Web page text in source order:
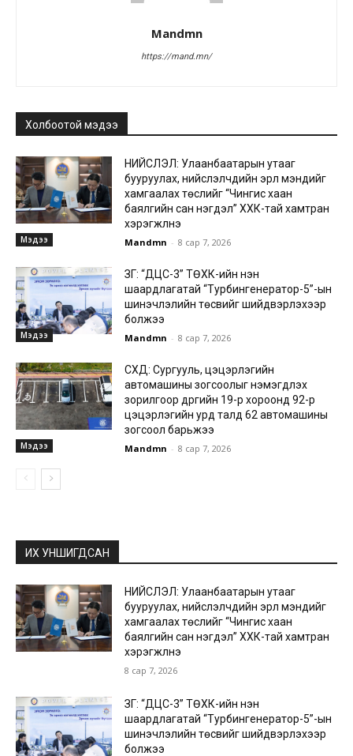
Mandmn
https://mand.mn/
Холбоотой мэдээ
Мэдээ
НИЙСЛЭЛ: Улаанбаатарын утааг
бууруулах, нийслэлчүүдийн эрүүл мэндийг
хамгаалах төслийг “Чингис хаан
баялгийн сан нэгдэл” ХХК-тай хамтран
хэрэгжүүлнэ
Mandmn - 8 сар 7, 2026
Мэдээ
ЗГ: “ДЦС-3” ТӨХК-ийн нэн
шаардлагатай “Турбингенератор-5”-ын
шинэчлэлийн төсвийг шийдвэрлэхээр
болжээ
Mandmn - 8 сар 7, 2026
Мэдээ
СХД: Сургууль, цэцэрлэгийн
автомашины зогсоолыг нэмэгдүүлэх
зорилгоор дүүргийн 19-р хороонд 92-р
цэцэрлэгийн урд талд 62 автомашины
зогсоол барьжээ
Mandmn - 8 сар 7, 2026
ИХ УНШИГДСАН
НИЙСЛЭЛ: Улаанбаатарын утааг
бууруулах, нийслэлчүүдийн эрүүл мэндийг
хамгаалах төслийг “Чингис хаан
баялгийн сан нэгдэл” ХХК-тай хамтран
хэрэгжүүлнэ
8 сар 7, 2026
ЗГ: “ДЦС-3” ТӨХК-ийн нэн
шаардлагатай “Турбингенератор-5”-ын
шинэчлэлийн төсвийг шийдвэрлэхээр
болжээ